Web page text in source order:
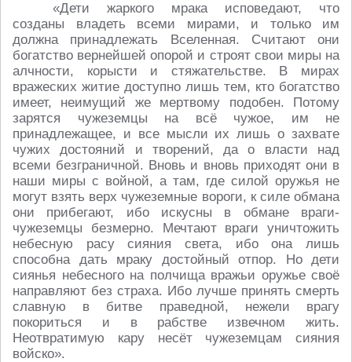
«Дети жаркого мрака исповедают, что
созданы владеть всеми мирами, и только им
должна принадлежать Вселенная. Считают они
богатство вернейшей опорой и строят свои миры на
алчности, корысти и стяжательстве. В мирах
вражеских житие доступно лишь тем, кто богатство
имеет, неимущий же мертвому подобен. Потому
зарятся чужеземцы на всё чужое, им не
принадлежащее, и все мысли их лишь о захвате
чужих достояний и творений, да о власти над
всеми безграничной. Вновь и вновь приходят они в
наши миры с войной, а там, где силой оружья не
могут взять верх чужеземные вороги, к силе обмана
они прибегают, ибо искусны в обмане враги-
чужеземцы безмерно. Мечтают враги уничтожить
небесную расу сияния света, ибо она лишь
способна дать мраку достойный отпор. Но дети
сиянья небесного на полчища вражьи оружье своё
направляют без страха. Ибо лучше принять смерть
славную в битве праведной, нежели врагу
покориться и в рабстве извечном жить.
Неотвратимую кару несёт чужеземцам сияния
войско».